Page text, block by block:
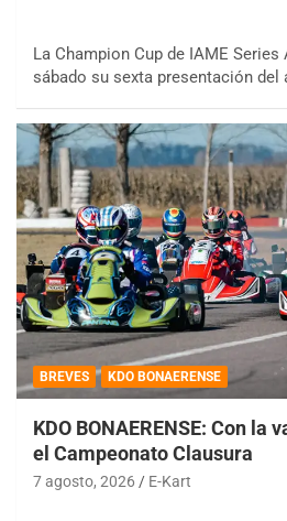
La Champion Cup de IAME
sábado su sexta presentación del
BREVES KDO BONAERENSE
KDO BONAERENSE: Con la
el Campeonato Clausura
7 agosto, 2026 E-Kart